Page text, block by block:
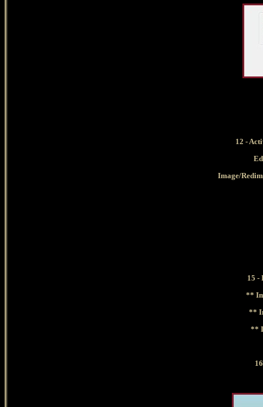
12 -
Image/
15 -
**
**
**